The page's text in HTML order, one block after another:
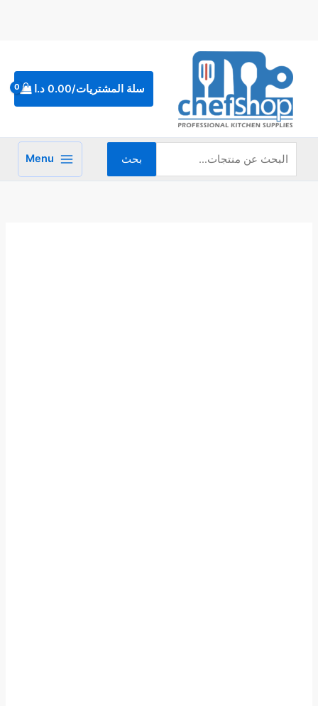
سلة المشتريات/0.00 د.ا
عن:
بحث Menu